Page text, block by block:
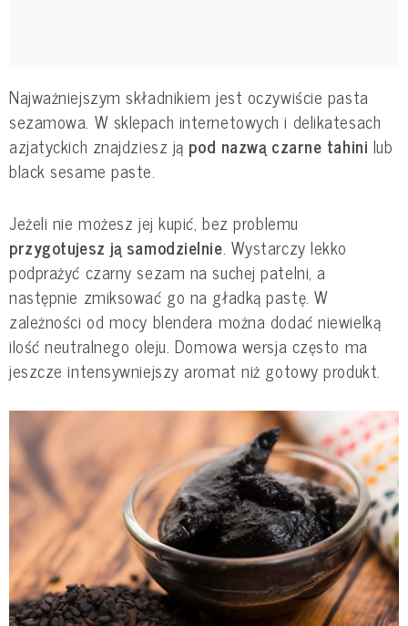
Najważniejszym składnikiem jest oczywiście pasta
sezamowa. W sklepach internetowych i delikatesach
azjatyckich znajdziesz ją pod nazwą czarne tahini lub
black sesame paste.
Jeżeli nie możesz jej kupić, bez problemu
przygotujesz ją samodzielnie. Wystarczy lekko
podprażyć czarny sezam na suchej patelni, a
następnie zmiksować go na gładką pastę. W
zależności od mocy blendera można dodać niewielką
ilość neutralnego oleju. Domowa wersja często ma
jeszcze intensywniejszy aromat niż gotowy produkt.